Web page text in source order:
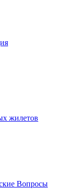
жилетов
Вопросы